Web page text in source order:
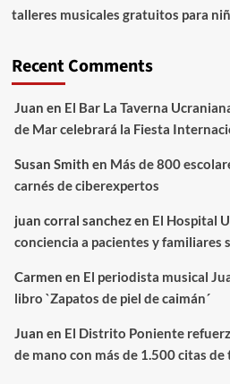
talleres musicales gratuitos para
Recent Comments
Juan en El Bar La Taverna
de Mar celebrará la Fiesta
Susan Smith en Más de 800
carnés de ciberexpertos
juan corral sanchezen El Hospital
conciencia a pacientes y familiares
Carmen en El periodista musical
libro `Zapatos de piel de caimán´
Juan en El Distrito Poniente
de mano con más de 1.500 citas